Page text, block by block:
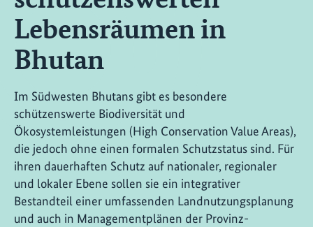
Lebensräumen in
Bhutan
Im Südwesten Bhutans gibt es besondere
schützenswerte Biodiversität und
Ökosystemleistungen (High Conservation Value Areas),
die jedoch ohne einen formalen Schutzstatus sind. Für
ihren dauerhaften Schutz auf nationaler, regionaler
und lokaler Ebene sollen sie ein integrativer
Bestandteil einer umfassenden Landnutzungsplanung
und auch in Managementplänen der Provinz-